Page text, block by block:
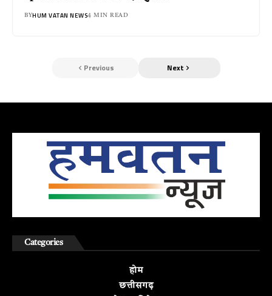
BYHUM VATAN NEWS4 MIN READ
Previous Next
Categories
होम
छत्तीसगढ़